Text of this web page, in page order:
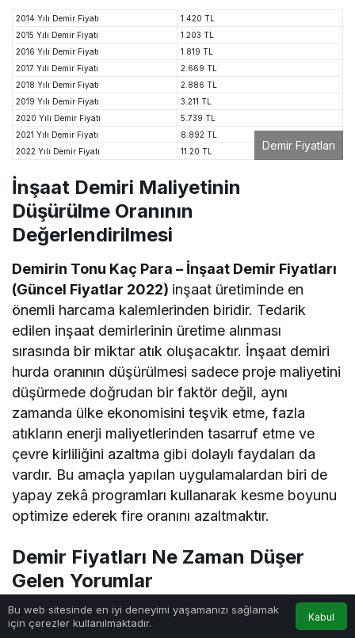
2014 Yılı Demir Fiyatı
1.420 TL
2015 Yılı Demir Fiyatı
1.203 TL
2016 Yılı Demir Fiyatı
1.819 TL
2017 Yılı Demir Fiyatı
2.669 TL
2018 Yılı Demir Fiyatı
2.886 TL
2019 Yılı Demir Fiyatı
3.211 TL
2020 Yılı Demir Fiyatı
5.739 TL
2021 Yılı Demir Fiyatı
8.892 TL
2022 Yılı Demir Fiyatı
11.20 TL Demir Fiyatları
İnşaat Demiri Maliyetinin
Düşürülme Oranının
Değerlendirilmesi
Demirin Tonu Kaç Para – İnşaat Demir Fiyatları
(Güncel Fiyatlar 2022) inşaat üretiminde en
önemli harcama kalemlerinden biridir. Tedarik
edilen inşaat demirlerinin üretime alınması
sırasında bir miktar atık oluşacaktır. İnşaat demiri
hurda oranının düşürülmesi sadece proje maliyetini
düşürmede doğrudan bir faktör değil, aynı
zamanda ülke ekonomisini teşvik etme, fazla
atıkların enerji maliyetlerinden tasarruf etme ve
çevre kirliliğini azaltma gibi dolaylı faydaları da
vardır. Bu amaçla yapılan uygulamalardan biri de
yapay zekâ programları kullanarak kesme boyunu
optimize ederek fire oranını azaltmaktır.
Demir Fiyatları Ne Zaman Düşer
Gelen Yorumlar
Demirin Tonu Kaç Para – İnşaat Demir Fiyatları
Bu web sitesinde en iyi deneyimi yaşamanızı sağlamak
için çerezler kullanılmaktadır.
Kabul
Anasayfa Hesabım